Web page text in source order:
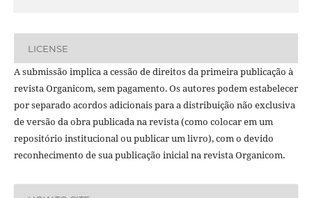
LICENSE
A submissão implica a cessão de direitos da primeira publicação à
revista Organicom, sem pagamento. Os autores podem estabelecer
por separado acordos adicionais para a distribuição não exclusiva
de versão da obra publicada na revista (como colocar em um
repositório institucional ou publicar um livro), com o devido
reconhecimento de sua publicação inicial na revista Organicom.